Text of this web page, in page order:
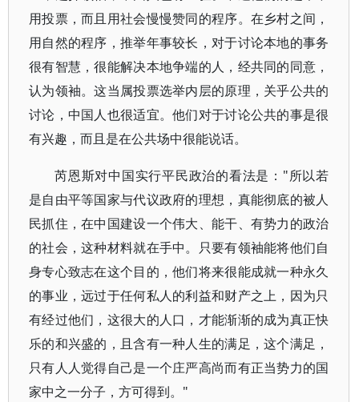
用投票，而且用社会慢慢赞同的程序。在乡村之间，
用自然的程序，推举年事较长，对于讨论本地的事务
很有智慧，很能解决本地争端的人，经共同的同意，
认为领袖。这当属投票选举内层的原理，关乎公共的
讨论，中国人也很适宜。他们对于讨论公共的事是很
有兴趣，而且是在公共场中很能说话。
芮恩斯对中国实行平民政治的看法是："所以若
是自由平等国家与代议政府的理想，真能彻底的被人
民抓住，在中国建设一个伟大、能干、有势力的政治
的社会，这种材料就在手中。只要有领袖能将他们自
身专心致志在这个目的，他们将来很能成就一种永久
的事业，远过于任何私人的利益和财产之上，因为只
有经过他们，这很大的人口，才能渐渐的成为真正快
乐的和兴盛的，且含有一种人生的满足，这个满足，
只有人人觉得自己是一个庄严高尚而有正当势力的国
家中之一分子，方可得到。"